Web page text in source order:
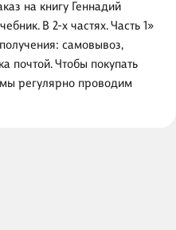
на книгу Геннадий
В 2-х частях. Часть 1»
самовывоз,
почтой. Чтобы покупать
регулярно проводим